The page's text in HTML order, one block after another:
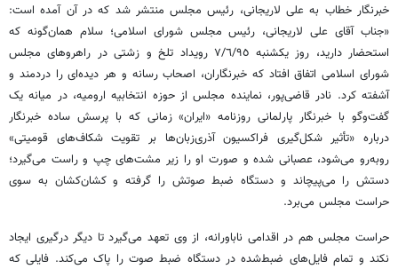
خبرنگار خطاب به علی لاریجانی، رئیس مجلس منتشر شد که در آن آمده است:
«جناب آقای علی لاریجانی، رئیس مجلس شورای اسلامی؛ سلام همان‌گونه که
استحضار دارید، روز یکشنبه ٧/٦/٩٥ رویداد تلخ و زشتی در راهروهای مجلس
شورای اسلامی اتفاق افتاد که خبرنگاران، اصحاب رسانه و هر دیده‌ای را دردمند و
آشفته کرد. نادر قاضی‌پور، نماینده مجلس از حوزه انتخابیه ارومیه، در میانه یک
گفت‌و‌گو با خبرنگار پارلمانی روزنامه «ایران» زمانی که با پرسش ساده خبرنگار
درباره «تأثیر شکل‌گیری فراکسیون آذری‌زبان‌ها بر تقویت شکاف‌های قومیتی»
روبه‌رو می‌شود، عصبانی شده و صورت او را زیر مشت‌های چپ و راست می‌گیرد؛
دستش را می‌پیچاند و دستگاه ضبط صوتش را گرفته و کشان‌کشان به سوی
حراست مجلس می‌برد.
حراست مجلس هم در اقدامی ناباورانه، از وی تعهد می‌گیرد تا دیگر درگیری ایجاد
نکند و تمام فایل‌های ضبط‌شده در دستگاه ضبط صوت را پاک می‌کند. فایلی که